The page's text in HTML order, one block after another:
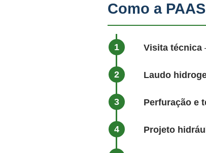
Como a
Visita técnica
Laudo
Perfuração e
Projeto